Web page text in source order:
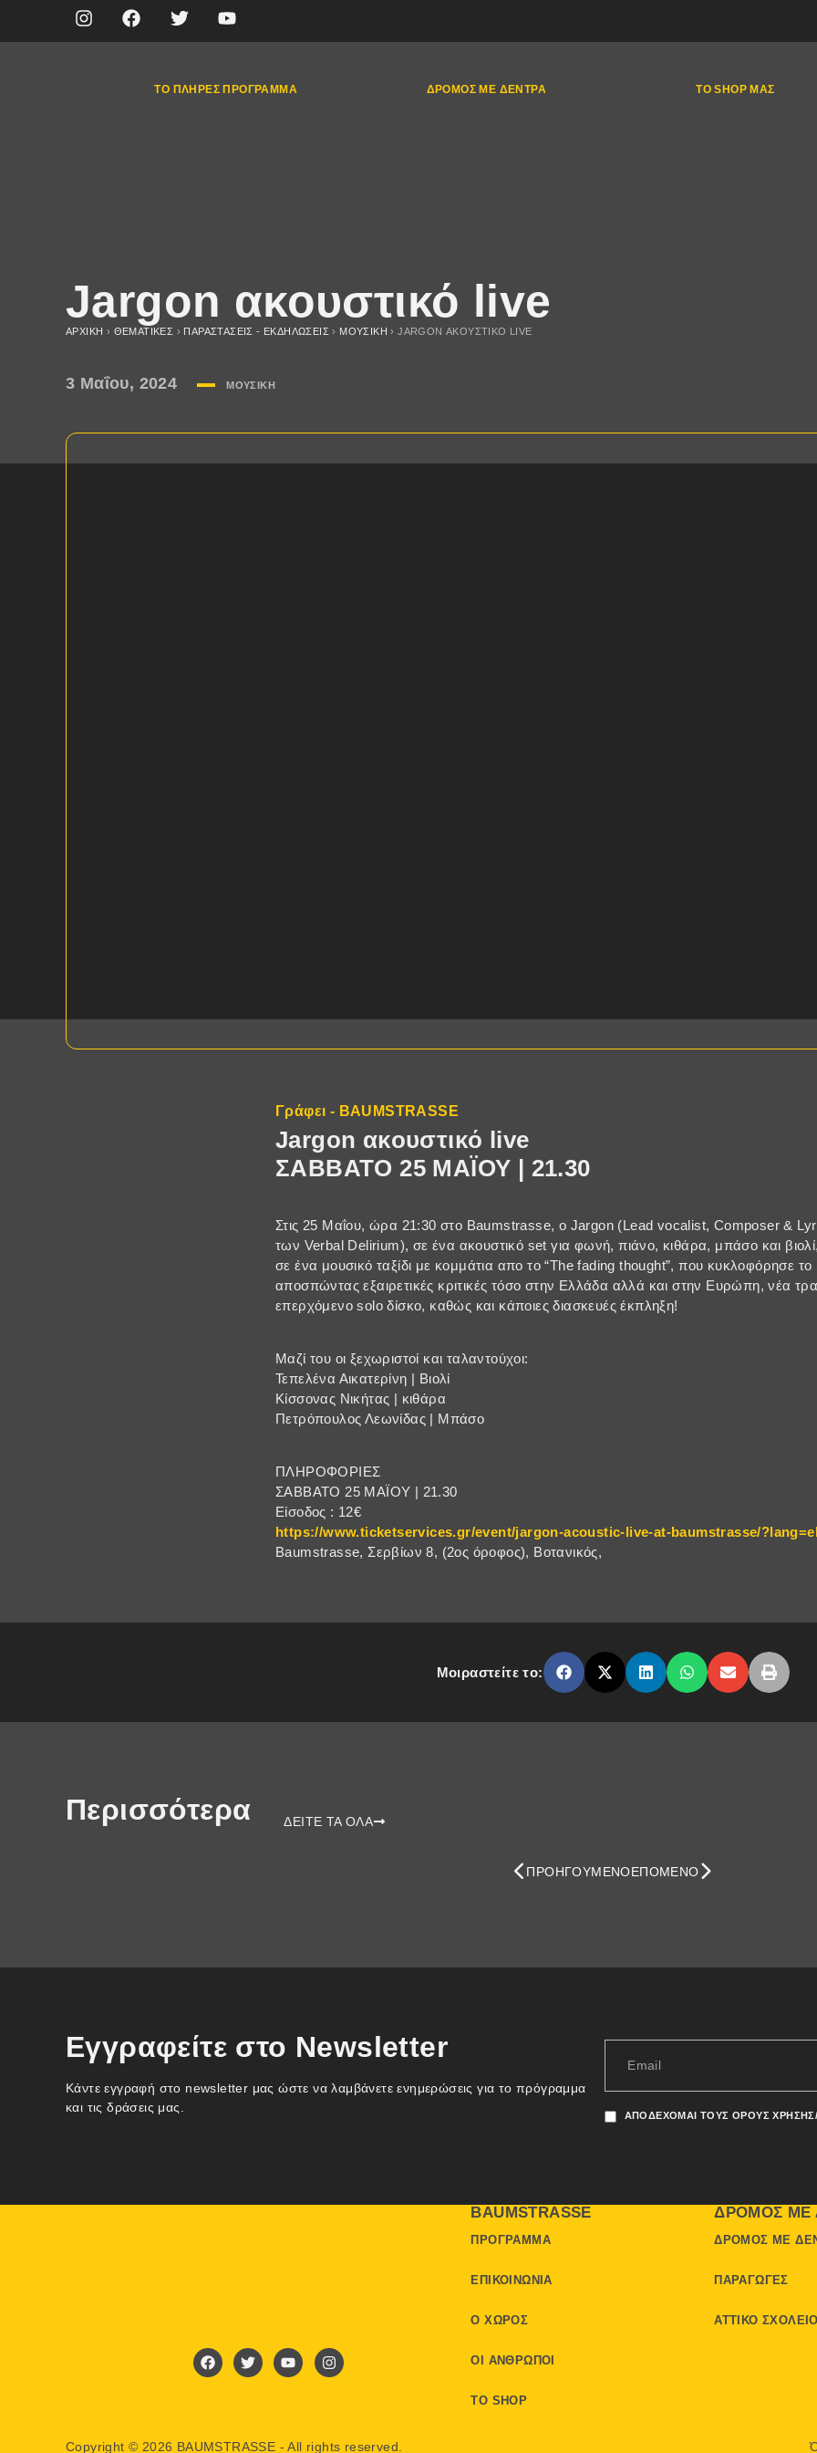
ΤΟ ΠΛΉΡΕΣ ΠΡΌΓΡΑΜΜΑ ΔΡΌΜΟΣ ΜΕ ΔΈΝΤΡΑ ΤΟ SHOP ΜΑΣ
Jargon ακουστικό live
ΑΡΧΙΚΉ › ΘΕΜΑΤΙΚΈΣ › ΠΑΡΑΣΤΆΣΕΙΣ - ΕΚΔΗΛΏΣΕΙΣ › ΜΟΥΣΙΚΉ ›JARGON ΑΚΟΥΣΤΙΚΌ LIVE
3 Μαΐου, 2024 ΜΟΥΣΙΚΉ
Γράφει - BAUMSTRASSE
Jargon ακουστικό live
ΣΑΒΒΑΤΟ 25 ΜΑΪΟΥ | 21.30
Στις 25 Μαΐου, ώρα 21:30 στο Baumstrasse, ο Jargon (Lead vocalist, Composer &
των Verbal Delirium), σε ένα ακουστικό set για φωνή, πιάνο, κιθάρα, μπάσο και
σε ένα μουσικό ταξίδι με κομμάτια απο το “The fading thought”, που κυκλοφόρησε
αποσπώντας εξαιρετικές κριτικές τόσο στην Ελλάδα αλλά και στην Ευρώπη, νέα
επερχόμενο solo δίσκο, καθώς και κάποιες διασκευές έκπληξη!
Μαζί του οι ξεχωριστοί και ταλαντούχοι:
Τεπελένα Αικατερίνη | Βιολί
Κίσσονας Νικήτας | κιθάρα
Πετρόπουλος Λεωνίδας | Μπάσο
ΠΛΗΡΟΦΟΡΙΕΣ
ΣΑΒΒΑΤΟ 25 ΜΑΪΟΥ | 21.30
Είσοδος : 12€
https://www.ticketservices.gr/event/jargon-acoustic-live-at-baumstrasse/?lang=el
Baumstrasse, Σερβίων 8, (2ος όροφος), Βοτανικός,
Μοιραστείτε το:
Περισσότερα ΔΕΙΤΕ ΤΑ ΟΛΑ
ΠΡΟΗΓΟΎΜΕΝΟΕΠΌΜΕΝΟ
Εγγραφείτε στο Newsletter
Κάντε εγγραφή στο newsletter μας ώστε να λαμβάνετε ενημερώσεις για το πρόγραμμα
και τις δράσεις μας.
ΑΠΟΔΈΧΟΜΑΙ ΤΟΥΣ ΌΡΟΥΣ
BAUMSTRASSE
ΠΡΌΓΡΑΜΜΑ
ΕΠΙΚΟΙΝΩΝΊΑ
Ο ΧΏΡΟΣ
ΟΙ ΆΝΘΡΩΠΟΙ
ΤΟ SHOP
ΔΡΌΜΟΣ ΜΕ
ΔΡΌΜΟΣ ΜΕ
ΠΑΡΑΓΩΓΈΣ
ΑΤΤΙΚΌ ΣΧΟΛΕΊΟ
Copyright © 2026 BAUMSTRASSE - All rights reserved.